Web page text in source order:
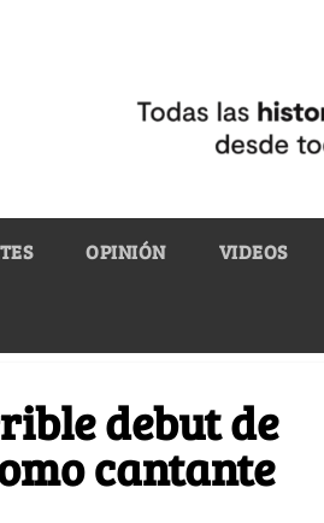
OPINIÓN VIDEOS
debut de
cantante